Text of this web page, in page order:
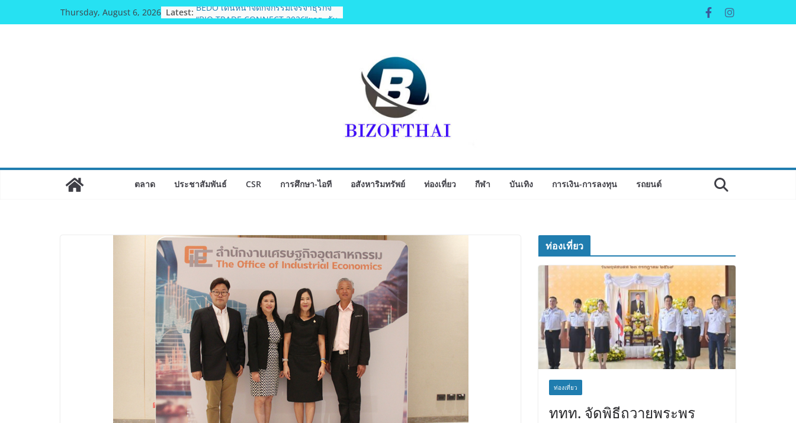
to
Thursday, August 6, 2026 Latest: BEDO เดินหน้าจัดกิจกรรมเจรจาธุรกิจ
“BIO TRADE CONNECT 2026”ยกระดับ
ฟุตซอลไทย เสมอ เวียดนาม 3-3 ลุ้นคว้า
แชมป์คอนติเนนทัล 2026 นัดสุดท้าย
มูลนิธิกองทุนนิยมไทย จับมือ กระทรวง
Soft Power สู่ระดับโลก
ตลาด ประชาสัมพันธ์ CSR การศึกษา-ไอที อสังหาริมทรัพย์ ท่องเที่ยว กีฬา บันเทิง การเงิน-การลงทุน รถยนต์
ท่องเที่ยว
ท่องเที่ยว
ททท. จัดพิธีถวายพระพร